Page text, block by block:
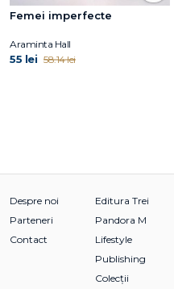
Femei imperfecte
Araminta Hall
55 lei 58.14 lei
Despre noi
Parteneri
Contact
Editura Trei
Pandora M
Lifestyle
Publishing
Colecții